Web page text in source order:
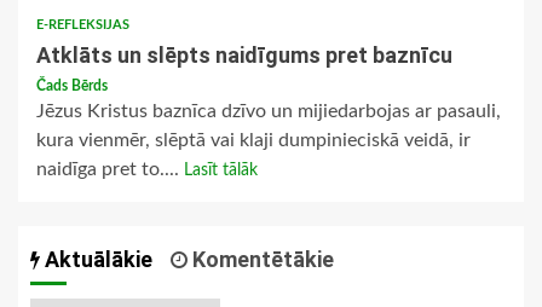
E-REFLEKSIJAS
Atklāts un slēpts naidīgums pret baznīcu
Čads Bērds
Jēzus Kristus baznīca dzīvo un mijiedarbojas ar pasauli,
kura vienmēr, slēptā vai klaji dumpinieciskā veidā, ir
naidīga pret to.... Lasīt tālāk
Aktuālākie Komentētākie